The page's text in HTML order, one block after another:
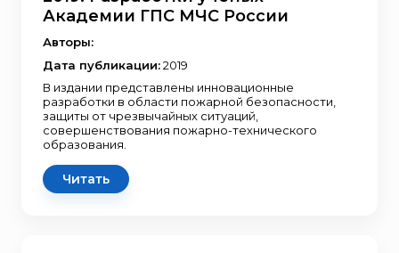
Академии ГПС МЧС России
Авторы:
Дата публикации:2019
В издании представлены инновационные
разработки в области пожарной безопасности,
защиты от чрезвычайных ситуаций,
совершенствования пожарно-технического
образования.
Читать